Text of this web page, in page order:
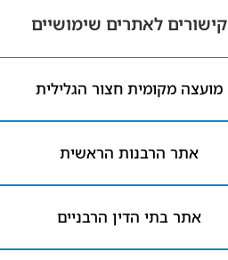
קישורים לאתרים שימושיים
מועצה מקומית חצור הגלילית
אתר הרבנות הראשית
אתר בתי הדין הרבניים